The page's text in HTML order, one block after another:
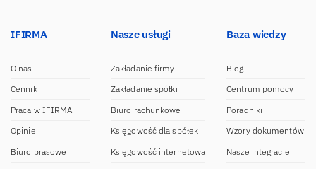
IFIRMA
O nas
Cennik
Praca w IFIRMA
Opinie
Biuro prasowe
Nasze usługi
Zakładanie firmy
Zakładanie spółki
Biuro rachunkowe
Księgowość dla spółek
Księgowość internetowa
Baza wiedzy
Blog
Centrum pomocy
Poradniki
Wzory dokumentów
Nasze integracje